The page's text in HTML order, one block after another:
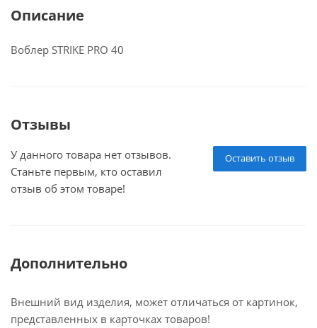
Описание
Воблер STRIKE PRO 40
Отзывы
Оставить отзыв
У данного товара нет отзывов.
Станьте первым, кто оставил
отзыв об этом товаре!
Дополнительно
Внешний вид изделия, может отличаться от картинок,
представленных в карточках товаров!